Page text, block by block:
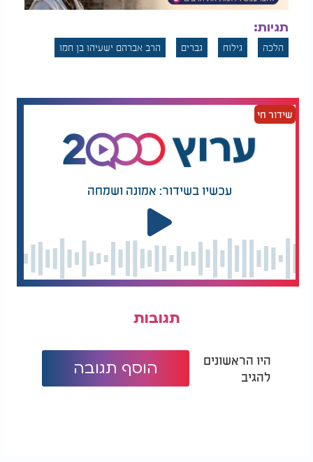
איך מסתפרים נכון וכשר? הרב עמנואל מזרחי:
תגיות:
הלכה גילוח גברים הרב אברהם ישעיהו בן חמו
שידור חי
עכשיו בשידור: אמונה ושמחה
תגובות
היו הראשונים
להגיב
הוסף תגובה